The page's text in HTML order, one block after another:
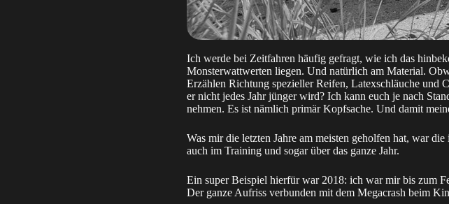
Ich werde bei Zeitfahren häufig gefragt, wie ich das
Monsterwattwerten liegen. Und natürlich am Material.
Erzählen Richtung spezieller Reifen, Latexschläuche und
er nicht jedes Jahr jünger wird? Ich kann euch je nach
nehmen. Es ist nämlich primär Kopfsache. Und damit
Was mir die letzten Jahre am meisten geholfen hat, war
auch im Training und sogar über das ganze Jahr.
Ein super Beispiel hierfür war 2018: ich war mir bis zum
Der ganze Aufriss verbunden mit dem Megacrash beim